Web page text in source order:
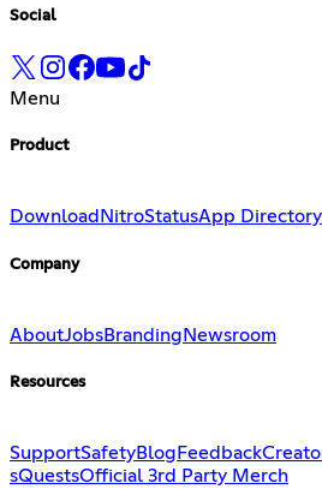
Social
Menu
Product
Download NitroStatusApp Directory
Company
AboutJobsBranding Newsroom
Resources
SupportSafetyBlog Feedback
sQuestsOfficial 3rd Party Merch